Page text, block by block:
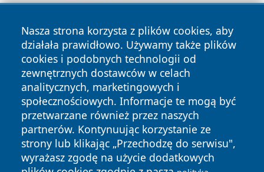
Nasza strona korzysta z plików cookies, aby
działała prawidłowo. Używamy także plików
cookies i podobnych technologii od
zewnętrznych dostawców w celach
analitycznych, marketingowych i
społecznościowych. Informacje te mogą być
przetwarzane również przez naszych
partnerów. Kontynuując korzystanie ze
strony lub klikając „Przechodzę do serwisu",
wyrażasz zgodę na użycie dodatkowych
Copyright © 2026 piekaryonline.pl Wszystkie prawa
zastrzeżone.
Autorzy
Polityka
Prywatności
Polityka
Cookies